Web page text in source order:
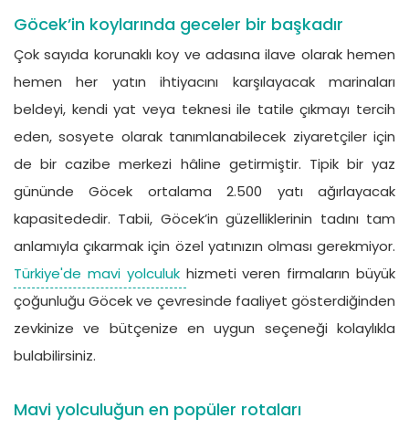
Göcek’in koylarında geceler bir başkadır
Çok sayıda korunaklı koy ve adasına ilave olarak hemen
hemen her yatın ihtiyacını karşılayacak marinaları
beldeyi, kendi yat veya teknesi ile tatile çıkmayı tercih
eden, sosyete olarak tanımlanabilecek ziyaretçiler için
de bir cazibe merkezi hâline getirmiştir. Tipik bir yaz
gününde Göcek ortalama 2.500 yatı ağırlayacak
kapasitededir. Tabii, Göcek’in güzelliklerinin tadını tam
anlamıyla çıkarmak için özel yatınızın olması gerekmiyor.
Türkiye'de mavi yolculuk hizmeti veren firmaların büyük
çoğunluğu Göcek ve çevresinde faaliyet gösterdiğinden
zevkinize ve bütçenize en uygun seçeneği kolaylıkla
bulabilirsiniz.
Mavi yolculuğun en popüler rotaları